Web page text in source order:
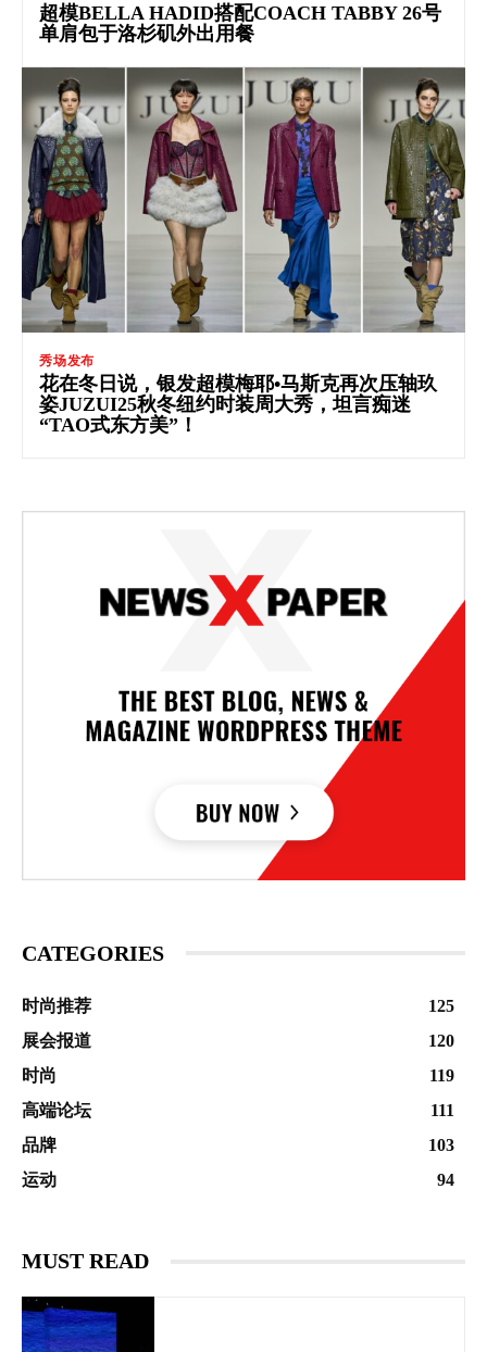
超模BELLA HADID搭配COACH TABBY 26号
单肩包于洛杉矶外出用餐
秀场发布
花在冬日说，银发超模梅耶•马斯克再次压轴玖
姿JUZUI25秋冬纽约时装周大秀，坦言痴迷
“TAO式东方美”！
CATEGORIES
时尚推荐
125
展会报道
120
时尚
119
高端论坛
111
品牌
103
运动
94
MUST READ